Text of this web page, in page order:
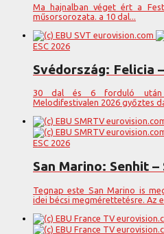
Ma hajnalban véget ért a
műsorsorozata. a 10 dal...
ESC 2026
Svédország: Felicia
30 dal és 6 forduló után
Melodifestivalen 2026 győztes
ESC 2026
San Marino: Senhit
Tegnap este San Marino is
idei bécsi megmérettetésre. Az